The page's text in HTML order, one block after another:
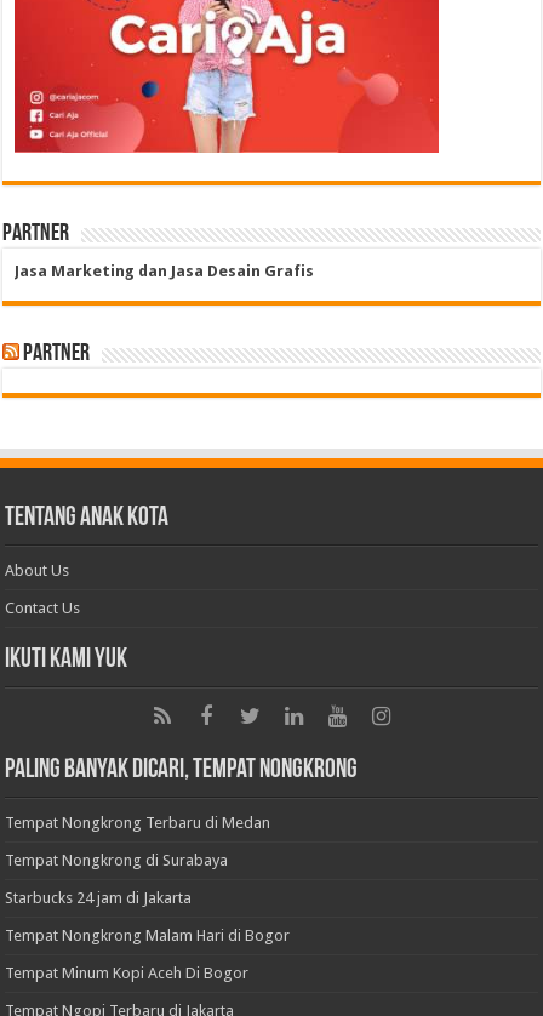
Partner
Jasa Marketing dan Jasa Desain Grafis
Partner
Tentang Anak Kota
About Us
Contact Us
Ikuti Kami Yuk
Paling Banyak Dicari, Tempat Nongkrong
Tempat Nongkrong Terbaru di Medan
Tempat Nongkrong di Surabaya
Starbucks 24 jam di Jakarta
Tempat Nongkrong Malam Hari di Bogor
Tempat Minum Kopi Aceh Di Bogor
Tempat Ngopi Terbaru di Jakarta